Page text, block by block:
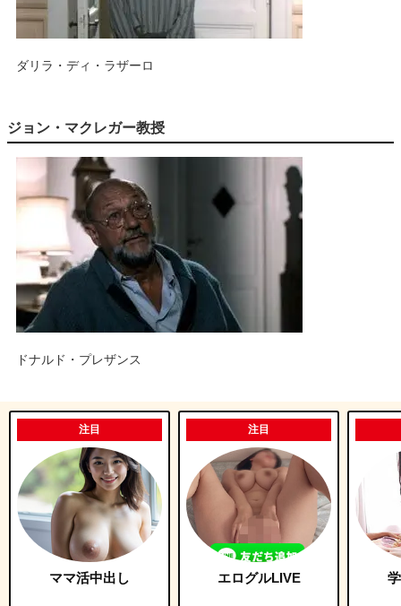
ダリラ・ディ・ラザーロ
ジョン・マクレガー教授
ドナルド・プレザンス
注目
ママ活中出し
注目
エログルLIVE